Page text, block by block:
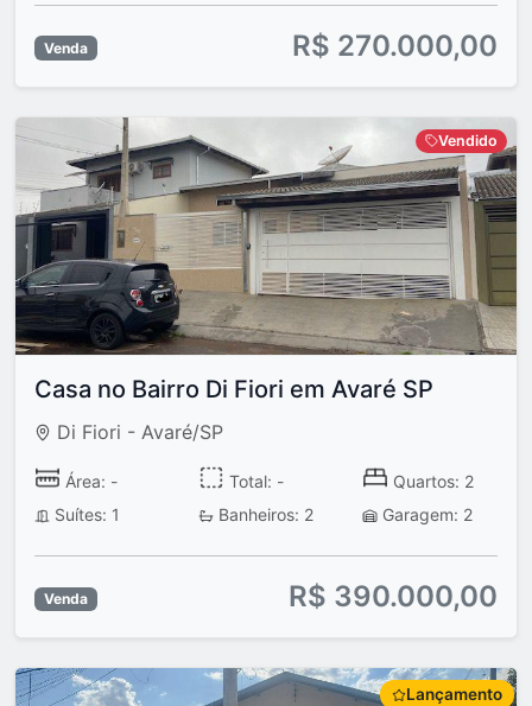
Venda R$ 270.000,00
Vendido
Casa no Bairro Di Fiori em Avaré SP
Di Fiori - Avaré/SP
Área: - Total: -
Quartos: 2
Suítes: 1
Banheiros: 2 Garagem: 2
Venda R$ 390.000,00
Lançamento